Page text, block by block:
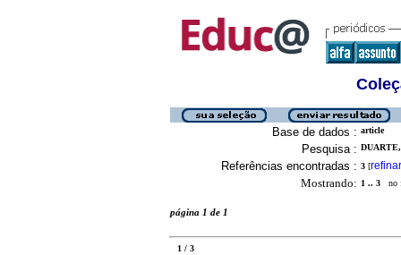
Base de dados : article
Pesquisa :
Referências encontradas : 3 [refinar
Mostrando: 1 .. 3 no
página 1 de 1
1 / 3